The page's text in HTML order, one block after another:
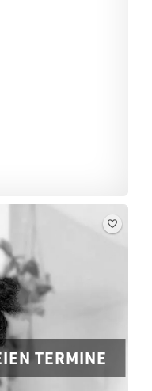
TERMINE